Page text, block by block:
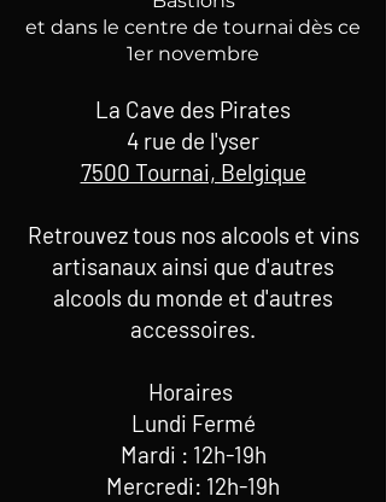
et dans le centre de tournai dès ce
1er novembre
La Cave des Pirates
4 rue de l'yser
7500 Tournai, Belgique
Retrouvez tous nos alcools et vins
artisanaux ainsi que d'autres
alcools du monde et d'autres
accessoires.
Horaires
Lundi Fermé
Mardi : 12h-19h
Mercredi: 12h-19h